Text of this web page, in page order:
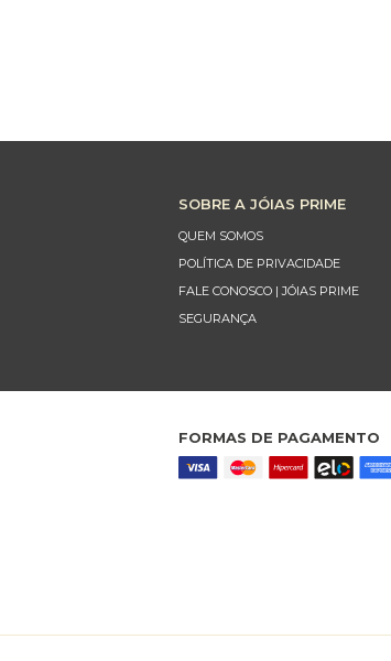
SOBRE A JÓIAS PRIME
QUEM SOMOS
POLÍTICA DE PRIVACIDADE
FALE CONOSCO | JÓIAS PRIME
SEGURANÇA
FORMAS DE PAGAMENTO